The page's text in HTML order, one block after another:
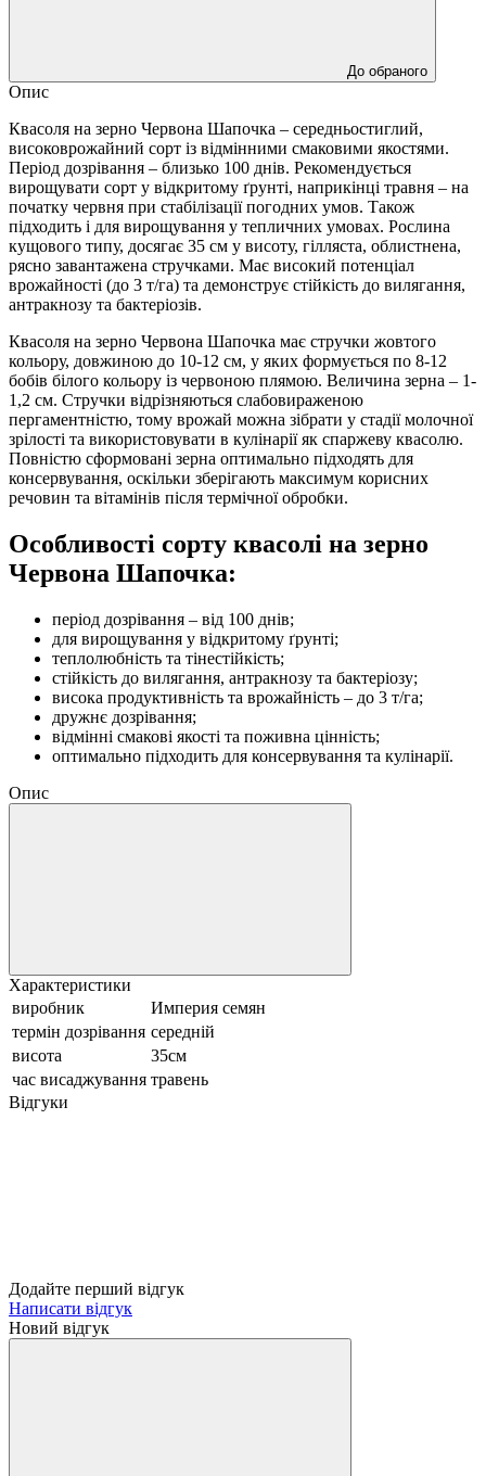
До обраного
Опис
Квасоля на зерно Червона Шапочка – середньостиглий,
високоврожайний сорт із відмінними смаковими якостями.
Період дозрівання – близько 100 днів. Рекомендується
вирощувати сорт у відкритому ґрунті, наприкінці травня – на
початку червня при стабілізації погодних умов. Також
підходить і для вирощування у тепличних умовах. Рослина
кущового типу, досягає 35 см у висоту, гілляста, облистнена,
рясно завантажена стручками. Має високий потенціал
врожайності (до 3 т/га) та демонструє стійкість до вилягання,
антракнозу та бактеріозів.
Квасоля на зерно Червона Шапочка має стручки жовтого
кольору, довжиною до 10-12 см, у яких формується по 8-12
бобів білого кольору із червоною плямою. Величина зерна – 1-
1,2 см. Стручки відрізняються слабовираженою
пергаментністю, тому врожай можна зібрати у стадії молочної
зрілості та використовувати в кулінарії як спаржеву квасолю.
Повністю сформовані зерна оптимально підходять для
консервування, оскільки зберігають максимум корисних
речовин та вітамінів після термічної обробки.
Особливості сорту квасолі на зерно
Червона Шапочка:
період дозрівання – від 100 днів;
для вирощування у відкритому ґрунті;
теплолюбність та тінестійкість;
стійкість до вилягання, антракнозу та бактеріозу;
висока продуктивність та врожайність – до 3 т/га;
дружнє дозрівання;
відмінні смакові якості та поживна цінність;
оптимально підходить для консервування та кулінарії.
Опис
Характеристики
виробник
Империя семян
термін дозрівання середній
висота
35см
час висаджування травень
Відгуки
Додайте перший відгук
Написати відгук
Новий відгук